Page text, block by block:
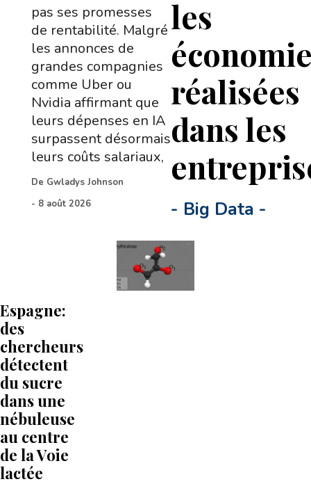
les
réalisées
dans les
- Big Data -
pas ses promesses
de rentabilité. Malgré
les annonces de
grandes compagnies
comme Uber ou
Nvidia affirmant que
leurs dépenses en IA
surpassent désormais
leurs coûts salariaux,
De Gwladys Johnson
- 8 août 2026
Espagne:
des
chercheurs
détectent
du sucre
dans une
nébuleuse
au centre
de la Voie
lactée